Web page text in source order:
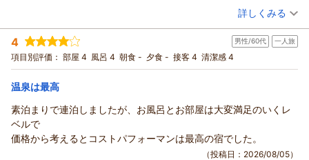
投稿者： まころんさん(男性/60代)
宿泊プラン： 素泊りプラン ≪駐車場無料≫ 食事なし
宿泊価格帯： 6,001～7,000円(大人一人あたり/税込)
ホテル緑清荘からの返信
この度は当ホテルにご宿泊いただき誠に有難うございます。
また、口コミにもご投稿頂き重ねて御礼申し上げます。滞在中
はご満足いただけたようで誠にありがとうございます。これか
らもご満足いただけるようスタッフ一同努力してまいります。
詳しくみる
4 男性/60代 一人旅
項目別評価： 部屋 4 風呂 4 朝食 - 夕食 - 接客 4 清潔感 4
温泉は最高
素泊まりで連泊しましたが、お風呂とお部屋は大変満足のいくレ
ベルで
価格から考えるとコストパフォーマンは最高の宿でした。
（投稿日：2026/08/05）